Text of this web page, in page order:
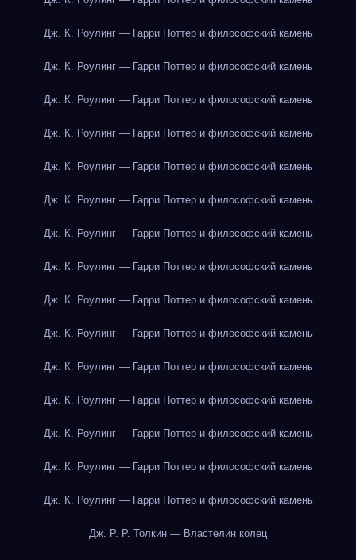
Дж. К. Роулинг — Гарри Поттер и философский камень
Дж. К. Роулинг — Гарри Поттер и философский камень
Дж. К. Роулинг — Гарри Поттер и философский камень
Дж. К. Роулинг — Гарри Поттер и философский камень
Дж. К. Роулинг — Гарри Поттер и философский камень
Дж. К. Роулинг — Гарри Поттер и философский камень
Дж. К. Роулинг — Гарри Поттер и философский камень
Дж. К. Роулинг — Гарри Поттер и философский камень
Дж. К. Роулинг — Гарри Поттер и философский камень
Дж. К. Роулинг — Гарри Поттер и философский камень
Дж. К. Роулинг — Гарри Поттер и философский камень
Дж. К. Роулинг — Гарри Поттер и философский камень
Дж. К. Роулинг — Гарри Поттер и философский камень
Дж. К. Роулинг — Гарри Поттер и философский камень
Дж. К. Роулинг — Гарри Поттер и философский камень
Дж. Р. Р. Толкин — Властелин колец